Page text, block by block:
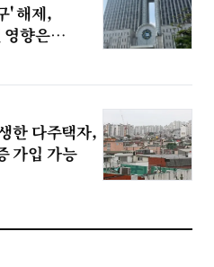
' 해제,
영향은…
한 다주택자,
가입 가능